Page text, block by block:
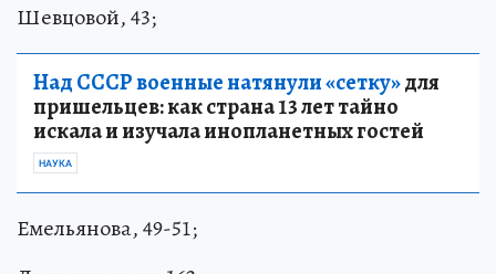
Шевцовой, 43;
Над СССР военные натянули «сетку»для
пришельцев: как страна 13 лет тайно
искала и изучала инопланетных гостей
НАУКА
Емельянова, 49-51;